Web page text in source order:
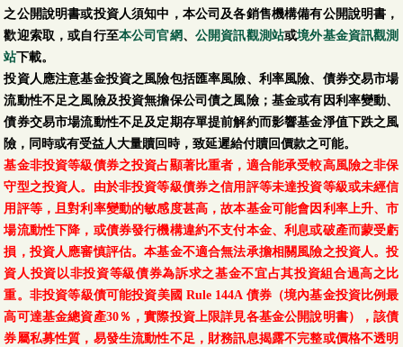
之公開說明書或投資人須知中，本公司及各銷售機構備有公開說明書，
歡迎索取，或自行至本公司官網、 公開資訊觀測站或境外基金資訊觀測
站下載。
投資人應注意基金投資之風險包括匯率風險、利率風險、債券交易市場
流動性不足之風險及投資無擔保公司債之風險；基金或有因利率變動、
債券交易市場流動性不足及定期存單提前解約而影響基金淨值下跌之風
險，同時或有受益人大量贖回時，致延遲給付贖回價款之可能。
基金非投資等級債券之投資占顯著比重者，適合能承受較高風險之非保
守型之投資人。由於非投資等級債券之信用評等未達投資等級或未經信
用評等，且對利率變動的敏感度甚高，故本基金可能會因利率上升、市
場流動性下降，或債券發行機構違約不支付本金、利息或破產而蒙受虧
損，投資人應審慎評估。本基金不適合無法承擔相關風險之投資人。投
資人投資以非投資等級債券為訴求之基金不宜占其投資組合過高之比
重。非投資等級債可能投資美國 Rule 144A 債券（境內基金投資比例最
高可達基金總資產30％，實際投資上限詳見各基金公開說明書），該債
券屬私募性質，易發生流動性不足，財務訊息揭露不完整或價格不透明